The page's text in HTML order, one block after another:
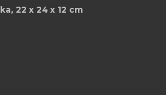
22 x 24 x 12 cm